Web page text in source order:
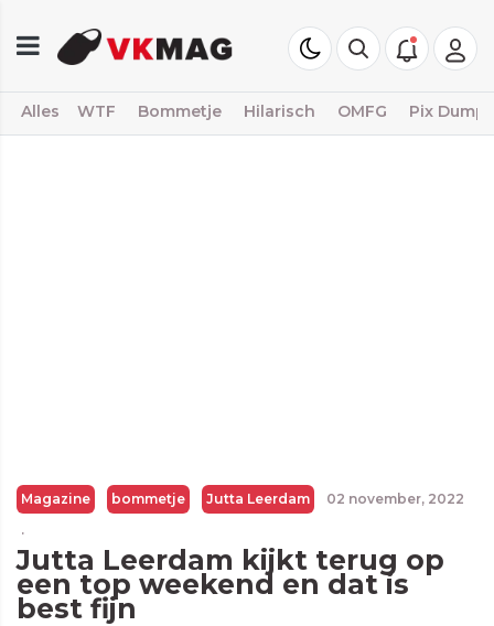
Alles WTF Bommetje Hilarisch OMFG Pix Dump
Magazine bommetje Jutta Leerdam 02 november, 2022
·
Jutta Leerdam kijkt terug op
een top weekend en dat is
best fijn